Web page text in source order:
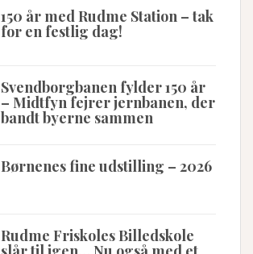
150 år med Rudme Station – tak
for en festlig dag!
Svendborgbanen fylder 150 år
– Midtfyn fejrer jernbanen, der
bandt byerne sammen
Børnenes fine udstilling – 2026
Rudme Friskoles Billedskole